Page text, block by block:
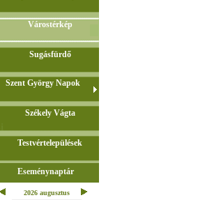
Várostérkép
Sugásfürdő
Szent György Napok
Székely Vágta
Testvértelepülések
Eseménynaptár
2026 augusztus